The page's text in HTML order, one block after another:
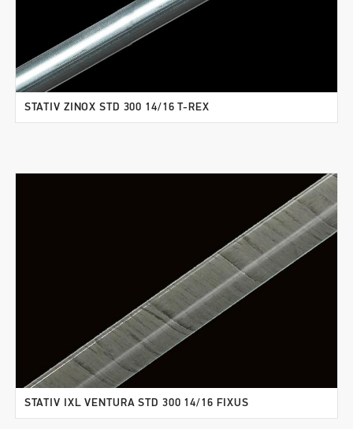
STATIV ZINOX STD 300 14/16 T-REX
STATIV IXL VENTURA STD 300 14/16 FIXUS